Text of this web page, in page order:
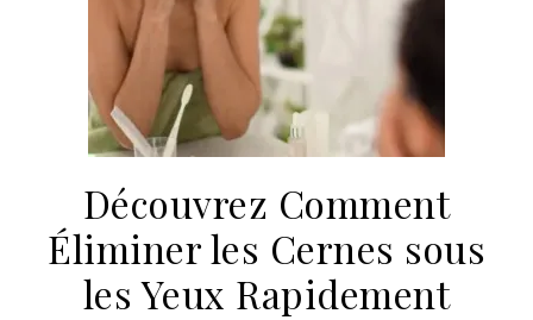
Découvrez Comment
Éliminer les Cernes sous
les Yeux Rapidement